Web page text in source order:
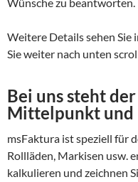
Weitere Details sehen Sie
Sie weiter nach unten
Bei uns steht
Mittelpunkt und
msFaktura ist speziell für
Rollläden, Markisen usw.
kalkulieren und zeichnen